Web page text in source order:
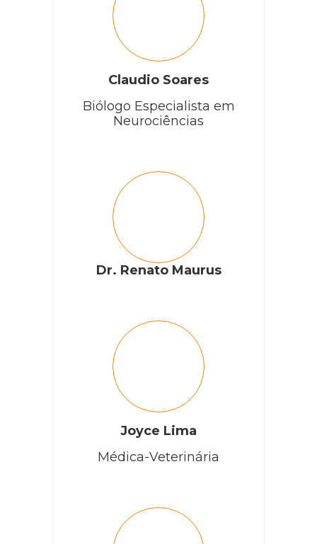
Claudio Soares
Biólogo Especialista em
Neurociências
Dr. Renato Maurus
Joyce Lima
Médica-Veterinária